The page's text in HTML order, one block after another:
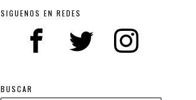
SIGUENOS EN REDES
BUSCAR